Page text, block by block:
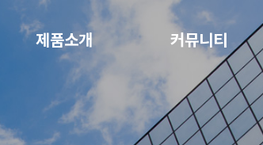
제품소개 커뮤니티